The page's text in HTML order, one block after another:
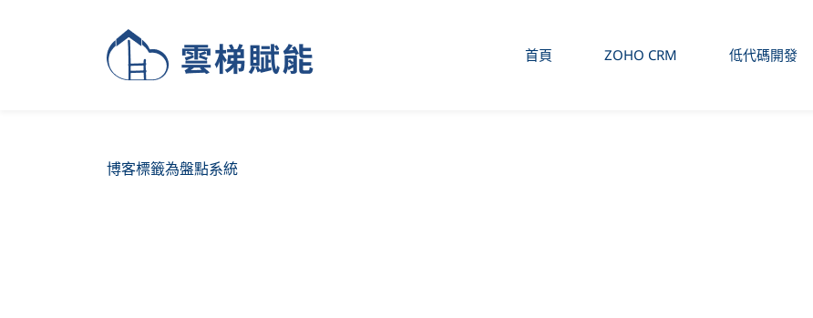
首頁 ZOHO CRM 低代碼開發
博客標籤為盤點系統